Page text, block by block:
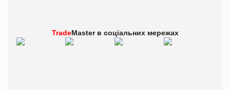
TradeMaster в соціальних мережах